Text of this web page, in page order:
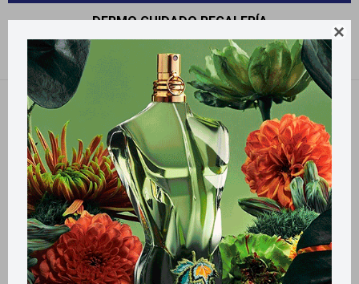

DERMO CUIDADO REGALERÍA
Recomendados
Filtrando por: Dermo cuidado Regalería Quitar filtros